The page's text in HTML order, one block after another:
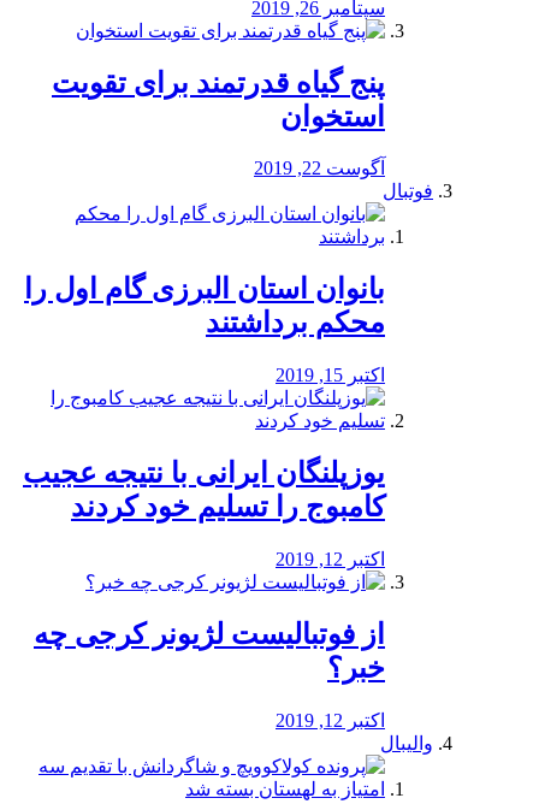
سپتامبر 26, 2019
پنج گیاه قدرتمند برای تقویت
استخوان
آگوست 22, 2019
فوتبال
بانوان استان البرزی گام اول را
محكم برداشتند
اکتبر 15, 2019
یوزپلنگان ایرانی با نتیجه عجیب
کامبوج را تسلیم خود کردند
اکتبر 12, 2019
از فوتبالیست لژیونر کرجی چه
خبر؟
اکتبر 12, 2019
والیبال